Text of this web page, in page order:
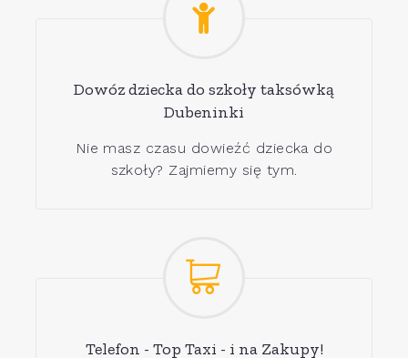
Dowóz dziecka do szkoły taksówką
Dubeninki
Nie masz czasu dowieźć dziecka do
szkoły? Zajmiemy się tym.
Telefon - Top Taxi - i na Zakupy!